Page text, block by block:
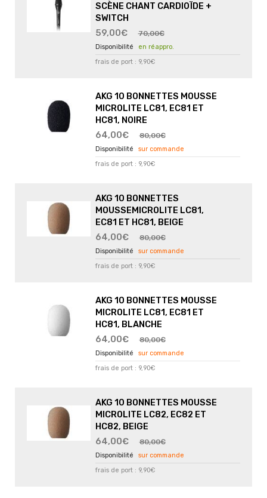
SCÈNE CHANT CARDIOÏDE +
SWITCH
59,00€
70,00€
en réappro.
frais de port : 9,90€
AKG 10 BONNETTES MOUSSE
MICROLITE LC81, EC81 ET
HC81, NOIRE
64,00€
80,00€
sur commande
frais de port : 9,90€
AKG 10 BONNETTES
MOUSSEMICROLITE LC81,
EC81 ET HC81, BEIGE
64,00€
80,00€
sur commande
frais de port : 9,90€
AKG 10 BONNETTES MOUSSE
MICROLITE LC81, EC81 ET
HC81, BLANCHE
64,00€
80,00€
sur commande
frais de port : 9,90€
AKG 10 BONNETTES MOUSSE
MICROLITE LC82, EC82 ET
HC82, BEIGE
64,00€
80,00€
sur commande
frais de port : 9,90€